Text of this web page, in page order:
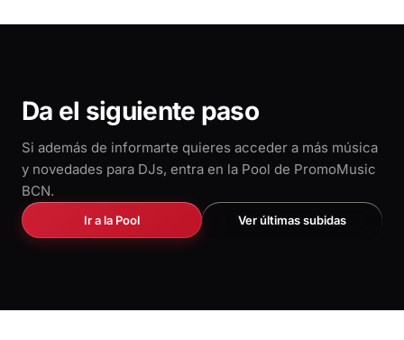
Da el siguiente paso
Si además de informarte quieres acceder a más música
y novedades para DJs, entra en la Pool de PromoMusic
BCN.
Ir a la Pool Ver últimas subidas